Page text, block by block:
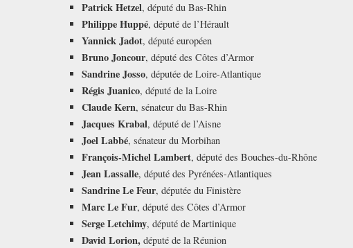
Patrick Hetzel, député du Bas-Rhin
Philippe Huppé, député de l’Hérault
Yannick Jadot, député européen
Bruno Joncour, député des Côtes d’Armor
Sandrine Josso, députée de Loire-Atlantique
Régis Juanico, député de la Loire
Claude Kern, sénateur du Bas-Rhin
Jacques Krabal, député de l’Aisne
Joel Labbé, sénateur du Morbihan
François-Michel Lambert, député des Bouches-du-Rhône
Jean Lassalle, député des Pyrénées-Atlantiques
Sandrine Le Feur, députée du Finistère
Marc Le Fur, député des Côtes d’Armor
Serge Letchimy, député de Martinique
David Lorion, député de la Réunion